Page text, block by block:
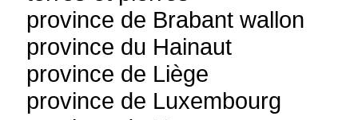
province de Brabant wallon
province du Hainaut
province de Liège
province de Luxembourg